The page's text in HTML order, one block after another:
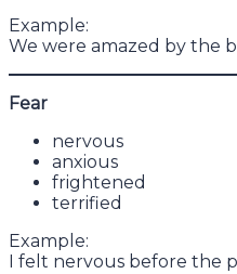
Example:
We were amazed by the
Fear
nervous
anxious
frightened
terrified
Example:
I felt nervous before the